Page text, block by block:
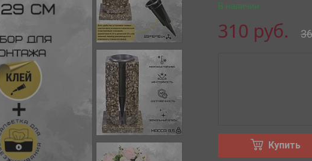
В наличии
310 руб.
Купить